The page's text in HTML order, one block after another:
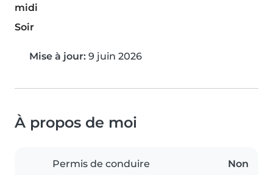
midi
Soir
Mise à jour: 9 juin 2026
À propos de moi
Permis de conduire Non